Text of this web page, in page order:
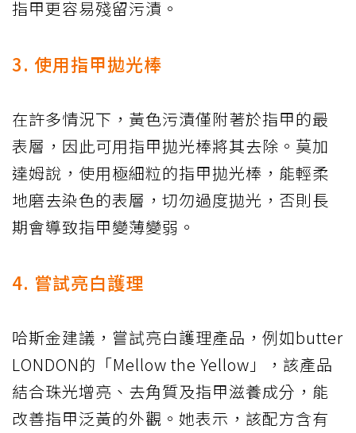
指甲更容易殘留污漬。
3. 使用指甲拋光棒
在許多情況下，黃色污漬僅附著於指甲的最
表層，因此可用指甲拋光棒將其去除。莫加
達姆說，使用極細粒的指甲拋光棒，能輕柔
地磨去染色的表層，切勿過度拋光，否則長
期會導致指甲變薄變弱。
4. 嘗試亮白護理
哈斯金建議，嘗試亮白護理產品，例如butter
LONDON的「Mellow the Yellow」，該產品
結合珠光增亮、去角質及指甲滋養成分，能
改善指甲泛黃的外觀。她表示，該配方含有